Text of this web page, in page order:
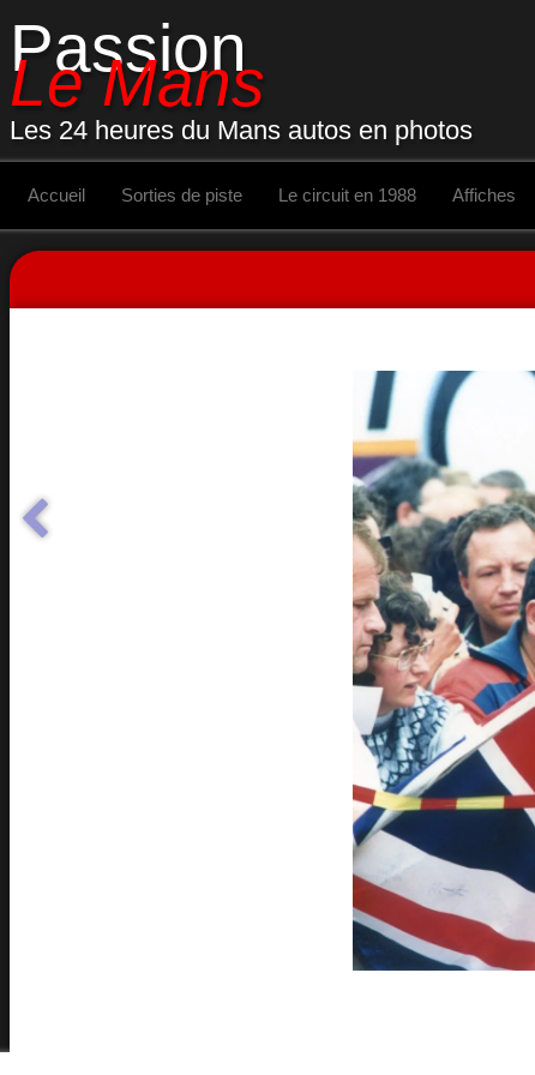
Passion
Le Mans
Les 24 heures du Mans autos en photos
Accueil Sorties de piste Le circuit en 1988 Affiches